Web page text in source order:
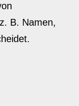
B. Namen,